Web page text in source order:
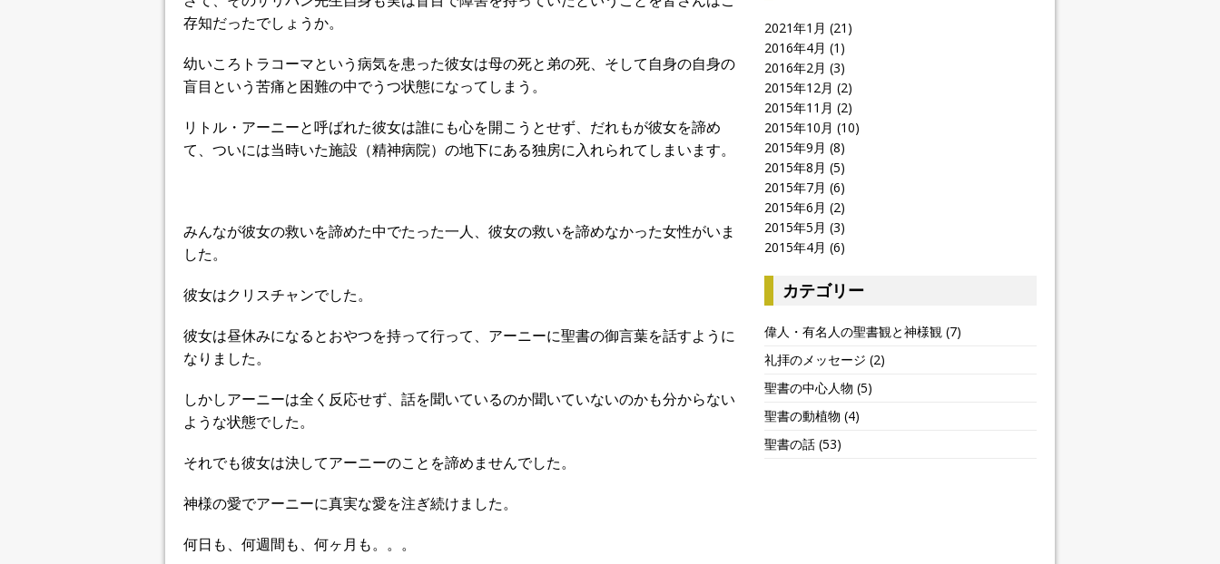
存知だったでしょうか。
幼いころトラコーマという病気を患った彼女は母の死と弟の死、そして自身の自身の
盲目という苦痛と困難の中でうつ状態になってしまう。
リトル・アーニーと呼ばれた彼女は誰にも心を開こうとせず、だれもが彼女を諦め
て、ついには当時いた施設（精神病院）の地下にある独房に入れられてしまいます。
みんなが彼女の救いを諦めた中でたった一人、彼女の救いを諦めなかった女性がいま
した。
彼女はクリスチャンでした。
彼女は昼休みになるとおやつを持って行って、アーニーに聖書の御言葉を話すように
なりました。
しかしアーニーは全く反応せず、話を聞いているのか聞いていないのかも分からない
ような状態でした。
それでも彼女は決してアーニーのことを諦めませんでした。
神様の愛でアーニーに真実な愛を注ぎ続けました。
何日も、何週間も、何ヶ月も。。。
2021年1月 (21)
2016年4月 (1)
2016年2月 (3)
2015年12月 (2)
2015年11月 (2)
2015年10月 (10)
2015年9月 (8)
2015年8月 (5)
2015年7月 (6)
2015年6月 (2)
2015年5月 (3)
2015年4月 (6)
カテゴリー
偉人・有名人の聖書観と神様観 (7)
礼拝のメッセージ (2)
聖書の中心人物 (5)
聖書の動植物 (4)
聖書の話 (53)